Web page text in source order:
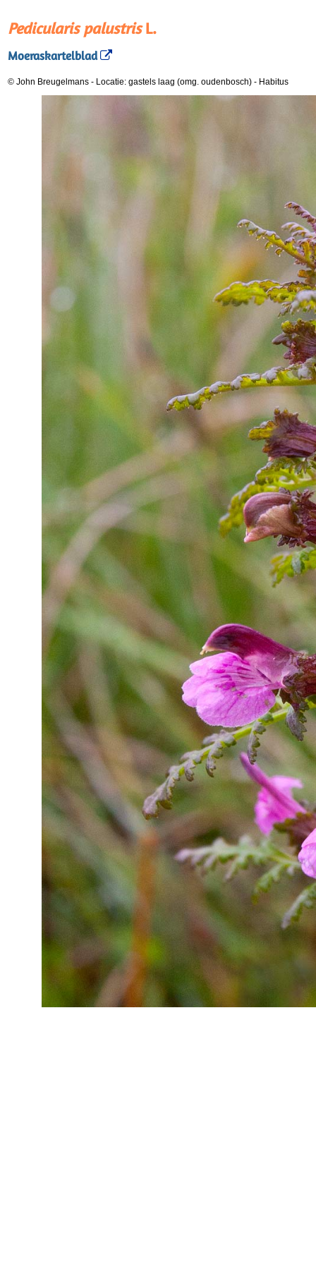
Pedicularis palustrisL.
Moeraskartelblad
© John Breugelmans - Locatie: gastels laag (omg. oudenbosch) - Habitus